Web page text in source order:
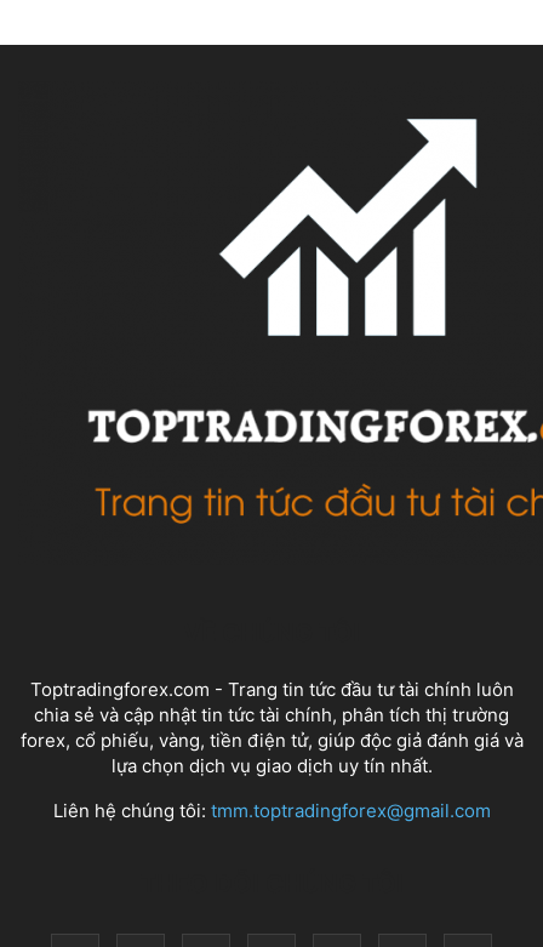
Toptradingforex.com - Trang tin tức đầu tư tài chính luôn
chia sẻ và cập nhật tin tức tài chính, phân tích thị trường
forex, cổ phiếu, vàng, tiền điện tử, giúp độc giả đánh giá và
lựa chọn dịch vụ giao dịch uy tín nhất.
Liên hệ chúng tôi: tmm.toptradingforex@gmail.com